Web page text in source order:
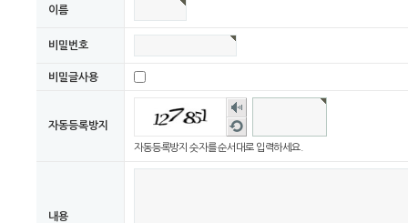
이름
비밀번호
비밀글사용
자동등록방지
숫자
음성
듣기
새로
고침
자동등록방지 숫자를 순서대로 입력하세요.
내용